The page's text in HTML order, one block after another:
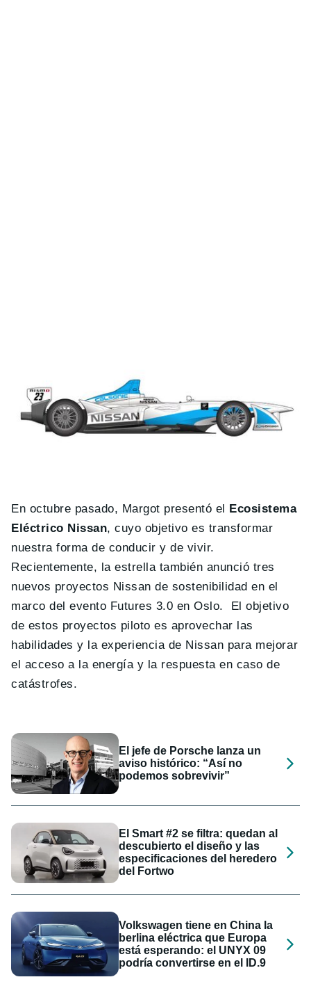
En octubre pasado, Margot presentó el Ecosistema
Eléctrico Nissan, cuyo objetivo es transformar
nuestra forma de conducir y de vivir.
Recientemente, la estrella también anunció tres
nuevos proyectos Nissan de sostenibilidad en el
marco del evento Futures 3.0 en Oslo. El objetivo
de estos proyectos piloto es aprovechar las
habilidades y la experiencia de Nissan para mejorar
el acceso a la energía y la respuesta en caso de
catástrofes.
El jefe de Porsche lanza un
aviso histórico: “Así no
podemos sobrevivir”
El Smart #2 se filtra: quedan al
descubierto el diseño y las
especificaciones del heredero
del Fortwo
Volkswagen tiene en China la
berlina eléctrica que Europa
está esperando: el UNYX 09
podría convertirse en el ID.9